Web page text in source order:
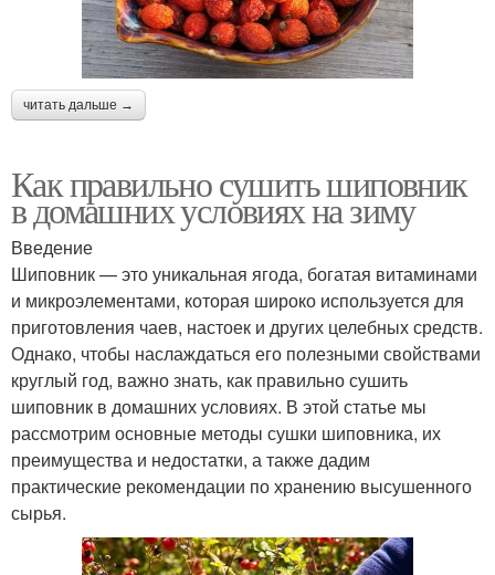
читать дальше →
Как правильно сушить шиповник
в домашних условиях на зиму
Введение
Шиповник — это уникальная ягода, богатая витаминами
и микроэлементами, которая широко используется для
приготовления чаев, настоек и других целебных средств.
Однако, чтобы наслаждаться его полезными свойствами
круглый год, важно знать, как правильно сушить
шиповник в домашних условиях. В этой статье мы
рассмотрим основные методы сушки шиповника, их
преимущества и недостатки, а также дадим
практические рекомендации по хранению высушенного
сырья.